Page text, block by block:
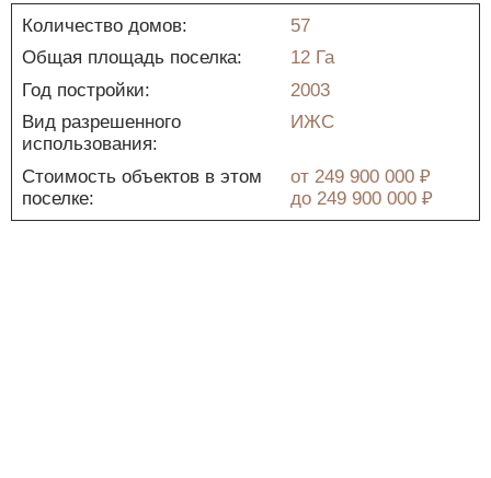
Количество домов:
57
Общая площадь поселка:
12 Га
Год постройки:
2003
Вид разрешенного
использования:
ИЖС
Стоимость объектов в этом
поселке:
от 249 900 000 ₽
до 249 900 000 ₽